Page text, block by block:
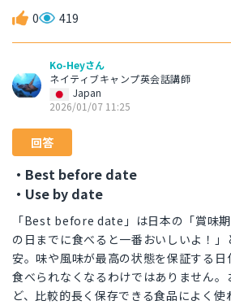
0 419
Ko-Heyさん
ネイティブキャンプ英会話講師
Japan
2026/01/07 11:25
回答
・Best before date
・Use by date
「Best before date」は日本の「賞味
の日までに食べると一番おいしいよ！」
安。味や風味が最高の状態を保証する日
食べられなくなるわけではありません
ど、比較的長く保存できる食品によく使